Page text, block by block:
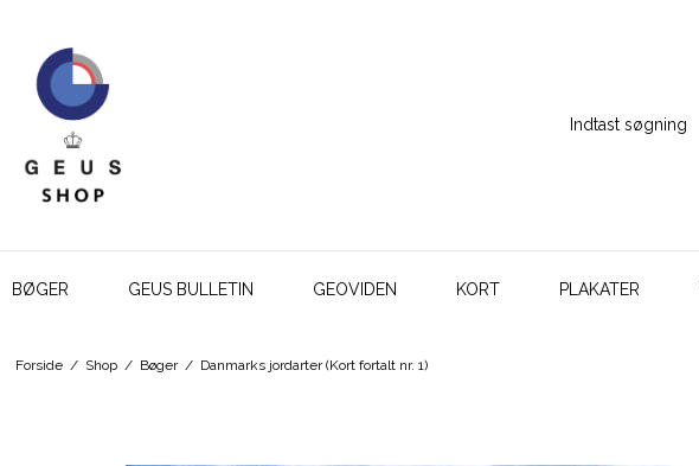
BØGER GEUS BULLETIN GEOVIDEN KORT PLAKATER
Forside / Shop / Bøger / Danmarks jordarter (Kort fortalt nr. 1)